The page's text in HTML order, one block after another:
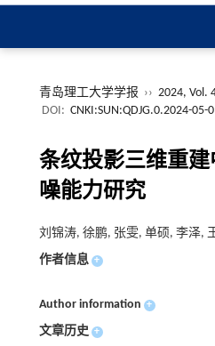
青岛理工大学学报 ›› 2024, Vol.
DOI: CNKI:SUN:QDJG.0.2024-05-
条纹投影三维重
噪能力研究
刘锦涛, 徐鹏, 张雯, 单硕, 李泽,
作者信息 +
Author information +
文章历史 +